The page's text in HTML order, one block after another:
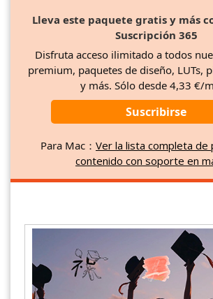
Lleva este paquete gratis y más
Suscripción 365
Disfruta acceso ilimitado a todos
premium, paquetes de diseño, LUTs,
y más. Sólo desde 4,33 €/
Suscribirse
Para Mac： Ver la lista completa de
contenido con soporte en